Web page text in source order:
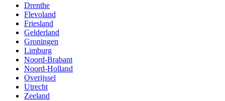
Drenthe
Flevoland
Friesland
Gelderland
Groningen
Limburg
Noord-Brabant
Noord-Holland
Overijssel
Utrecht
Zeeland